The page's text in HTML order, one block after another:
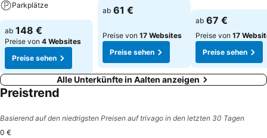
Parkplätze
ab 148 €
Preise von 4 Websites
Preise sehen
ab 61 €
Preise von 17 Websites
Preise sehen
ab 67 €
Preise von 17
Preise sehen
Alle Unterkünfte in Aalten anzeigen
Preistrend
Basierend auf den niedrigsten Preisen auf trivago in den letzten 30 Tagen
0 €